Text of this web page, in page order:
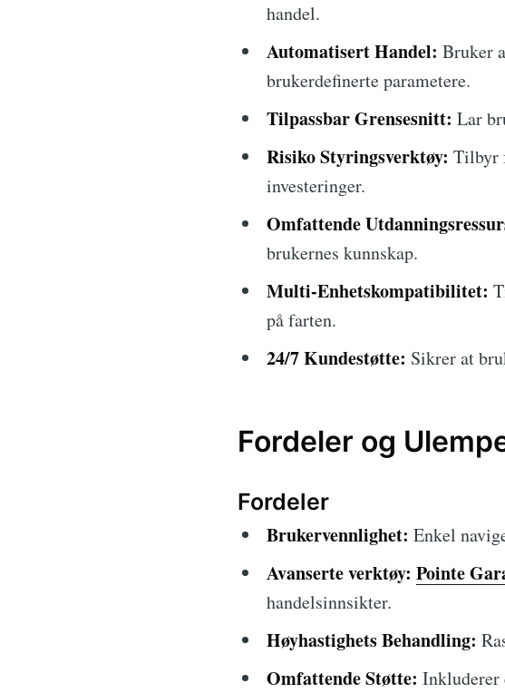
handel.
Automatisert Handel: Bruker
brukerdefinerte parametere.
Tilpassbar Grensesnitt: Lar
Risiko Styringsverktøy: Tilbyr
investeringer.
Omfattende
brukernes kunnskap.
Multi-Enhetskompatibilitet:
på farten.
24/7 Kundestøtte: Sikrer at
Fordeler og
Fordeler
Brukervennlighet: Enkel
Avanserte verktøy: Pointe
handelsinnsikter.
Høyhastighets Behandling:
Omfattende Støtte: Inkluderer